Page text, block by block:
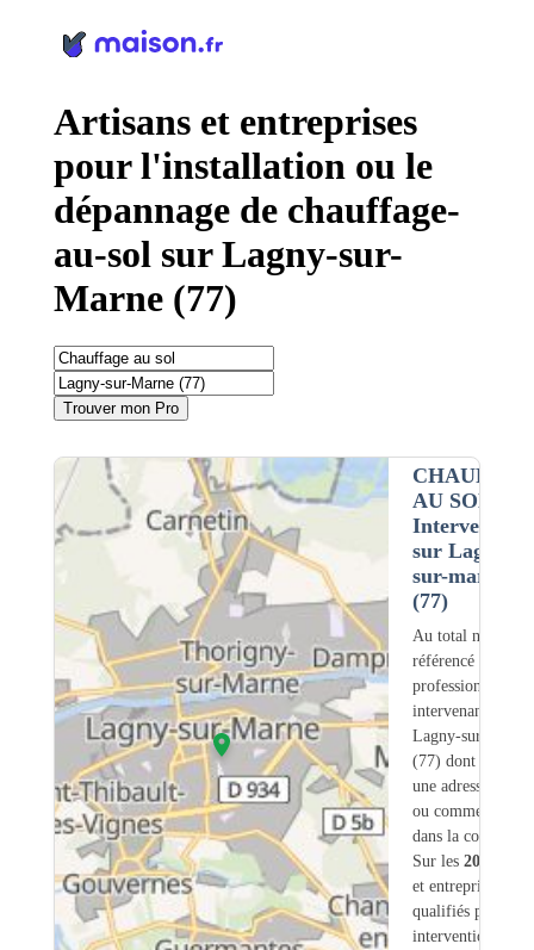
Artisans et entreprises
pour l'installation ou le
dépannage de chauffage-
au-sol sur Lagny-sur-
Marne (77)
Trouver mon Pro
AU SOL
Intervention
sur Lagny-
sur-marne
(77)
Au total nous
référencé
professionnels
intervenant sur
Lagny-sur-Marne
(77) dont
une adresse légale
ou commerciale
dans la commune.
Sur les 203
et entreprises
qualifiés pour une
intervention sur